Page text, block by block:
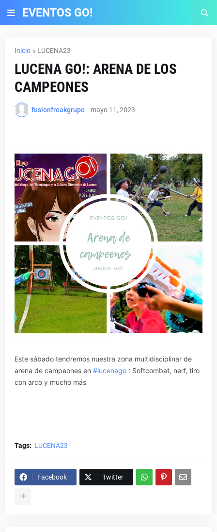
EVENTOS GO!
Inicio LUCENA23
LUCENA GO!: ARENA DE LOS
CAMPEONES
fusionfreakgrupo - mayo 11, 2023
Este sábado tendremos nuestra zona multidisciplinar de
arena de campeones en #lucenago : Softcombat, nerf, tiro
con arco y mucho más
Tags: LUCENA23
Facebook Twitter